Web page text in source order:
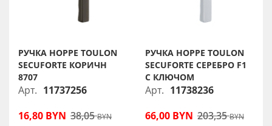
РУЧКА HOPPE TOULON
SECUFORTE КОРИЧН
8707
Арт. 11737256
16,80 BYN 38,05BYN
РУЧКА HOPPE TOULON
SECUFORTE СЕРЕБРО F1
С КЛЮЧОМ
Арт. 11738236
66,00 BYN 203,35BYN